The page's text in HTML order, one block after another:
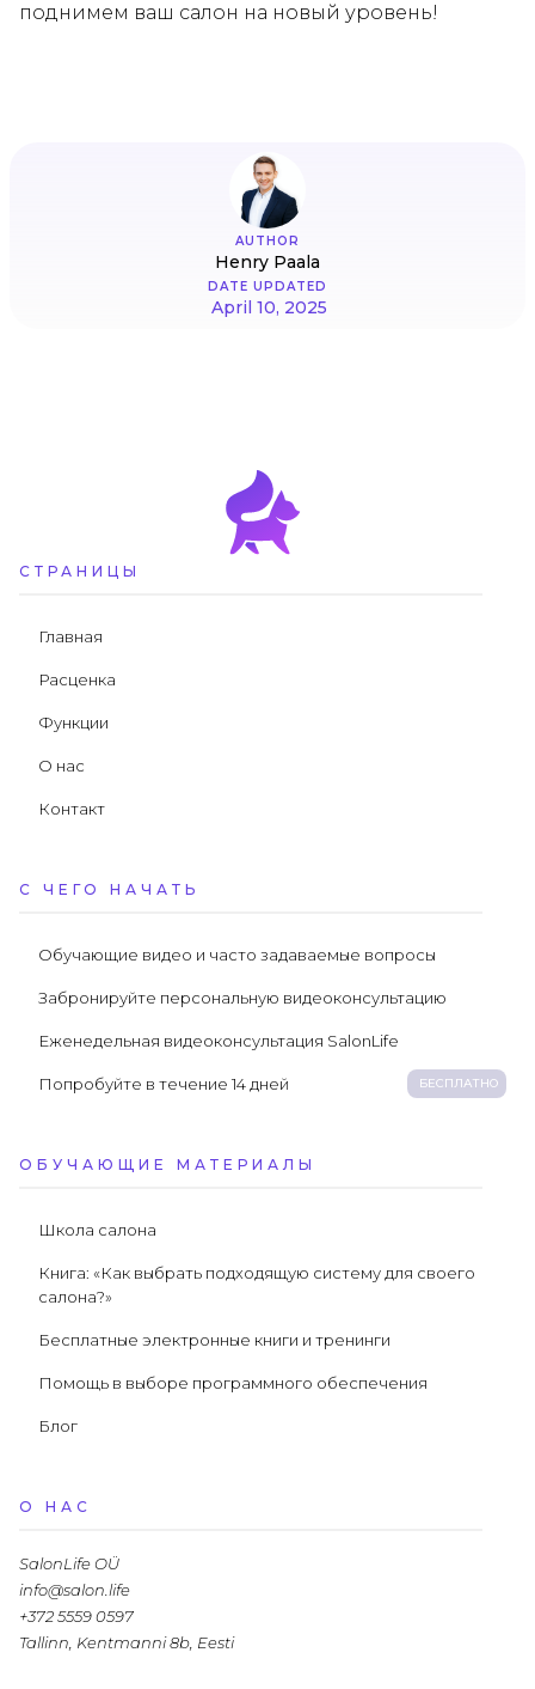
поднимем ваш салон на новый уровень!
AUTHOR
Henry Paala
DATE UPDATED
April 10, 2025
СТРАНИЦЫ
Главная
Расценка
Функции
О нас
Контакт
С ЧЕГО НАЧАТЬ
Обучающие видео и часто задаваемые вопросы
Забронируйте персональную видеоконсультацию
Еженедельная видеоконсультация SalonLife
Попробуйте в течение 14 дней БЕСПЛАТНО
ОБУЧАЮЩИЕ МАТЕРИАЛЫ
Школа салона
Книга: «Как выбрать подходящую систему для своего
салона?»
Бесплатные электронные книги и тренинги
Помощь в выборе программного обеспечения
Блог
О НАС
SalonLife OÜ
info@salon.life
+372 5559 0597
Tallinn, Kentmanni 8b, Eesti